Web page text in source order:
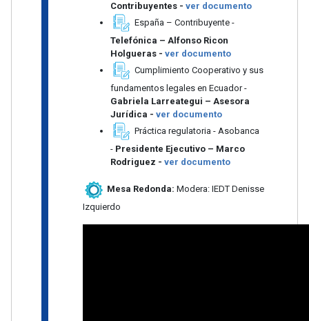
Contribuyentes - ver documento
España – Contribuyente -
Telefónica – Alfonso Ricon
Holgueras - ver documento
Cumplimiento Cooperativo y sus
fundamentos legales en Ecuador -
Gabriela Larreategui – Asesora
Jurídica - ver documento
Práctica regulatoria - Asobanca
-Presidente Ejecutivo – Marco
Rodriguez - ver documento
Mesa Redonda: Modera: IEDT Denisse
Izquierdo